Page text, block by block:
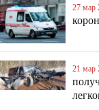
27 мар
21 мар